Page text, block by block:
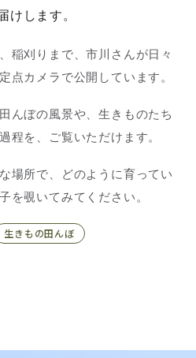
けします。
稲刈りまで、市川さんが日々
点カメラで公開しています。
んぼの風景や、生きものたち
程を、ご覧いただけます。
場所で、どのように育ってい
を覗いてみてください。
生きもの田んぼ